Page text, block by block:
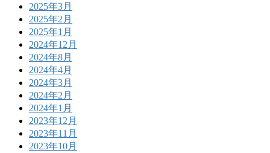
2025年3月
2025年2月
2025年1月
2024年12月
2024年8月
2024年4月
2024年3月
2024年2月
2024年1月
2023年12月
2023年11月
2023年10月